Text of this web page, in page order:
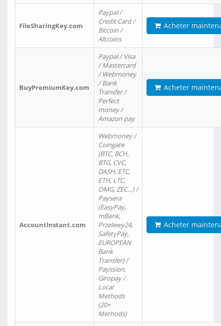
FileSharingKey.com
Paypal /
Credit Card /
Bitcoin /
Altcoins
Acheter
BuyPremiumKey.com
Paypal / Visa
/ Mastercard
/ Webmoney
/ Bank
Transfer /
Perfect
money /
Amazon pay
Acheter
AccountInstant.com
Webmoney /
Coingate
(BTC, BCH,
BTG, CVC,
DASH, ETC,
ETH, LTC,
OMG, ZEC…) /
Paysera
(EasyPay,
mBank,
Przelewy24,
SafetyPay,
EUROPEAN
Bank
Transfer) /
Payssion,
Giropay /
Local
Methods
(20+
Methods)
Acheter